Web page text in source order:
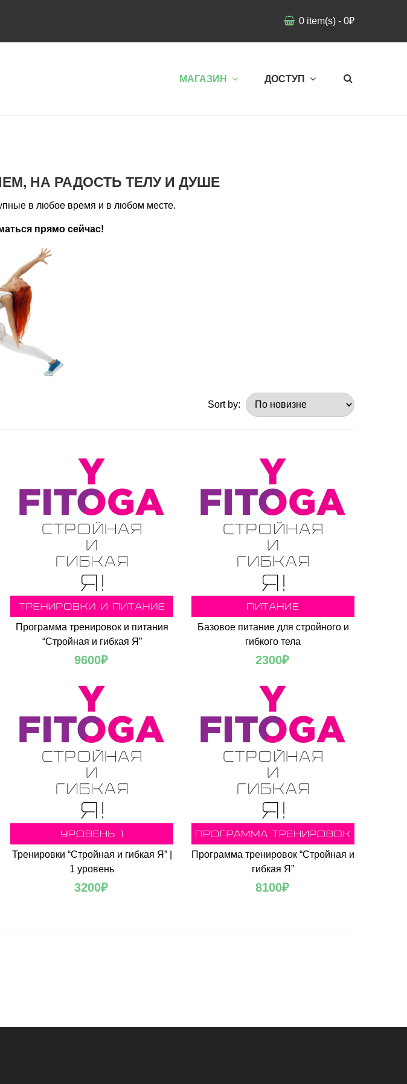
0 item(s) - 0₽
МАГАЗИН ДОСТУП
НА РАДОСТЬ ТЕЛУ И ДУШЕ
в любое время и в любом месте.
прямо сейчас!
Sort by:
Программа тренировок и питания
“Стройная и гибкая Я”
9600₽
Базовое питание для стройного и
гибкого тела
2300₽
Тренировки “Стройная и гибкая Я” |
1 уровень
3200₽
Программа тренировок “Стройная и
гибкая Я”
8100₽